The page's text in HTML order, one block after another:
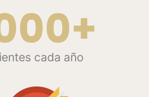
cada año